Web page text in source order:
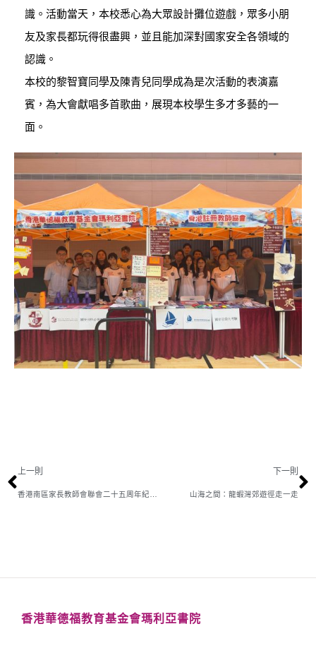
識。活動當天，本校悉心為大眾設計攤位遊戲，眾多小朋
友及家長都玩得很盡興，並且能加深對國家安全各領域的
認識。
本校的黎智寶同學及陳青兒同學成為是次活動的表演嘉
賓，為大會獻唱多首歌曲，展現本校學生多才多藝的一
面。
上一則 下一則
山海之間：龍蝦灣郊遊徑走一走
香港華德福教育基金會瑪利亞書院